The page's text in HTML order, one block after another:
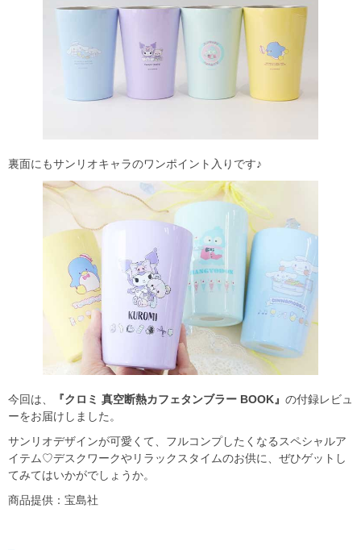
裏面にもサンリオキャラのワンポイント入りです♪
今回は、 『クロミ 真空断熱カフェタンブラー BOOK』 の付録レビュ
ーをお届けしました。
サンリオデザインが可愛くて、フルコンプしたくなるスペシャルア
イテム♡デスクワークやリラックスタイムのお供に、ぜひゲットし
てみてはいかがでしょうか。
商品提供：宝島社